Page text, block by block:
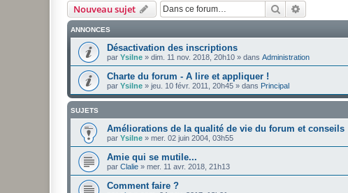
Nouveau sujet Rechercher
ANNONCES
Désactivation des inscriptions
par Ysilne » dim. 11 nov. 2018, 20h10 » dans Administration
Charte du forum - A lire et appliquer !
par Ysilne » jeu. 10 févr. 2011, 20h45 » dans Principal
SUJETS
Améliorations de la qualité de vie du forum et conseils
par Ysilne » mer. 02 juin 2004, 03h55
Amie qui se mutile...
par Clalie » mer. 11 avr. 2018, 21h13
Comment faire ?